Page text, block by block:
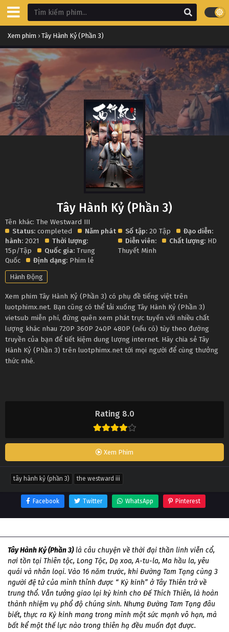
Xem phim › Tây Hành Kỷ (Phần 3)
Rating 8.0
Xem Phim
Tây Hành Kỷ (Phần 3)
Tên khác: The Westward III
Status: completed
Năm phát
hành: 2021
Thời lượng:
15p/Tập
Quốc gia: Trung
Quốc
Định dạng: Phim lẻ
Số tập: 20 Tập
Đạo diễn:
Diễn viên:
Chất lượng:
Thuyết Minh
Hành Động
Xem phim Tây Hành Kỷ (Phần 3) có phụ đề tiếng việt trên
luotphimx.net. Bạn cũng có thể tải xuống Tây Hành Kỷ (Phần 3)
vietsub miễn phí, đừng quên xem phát trực tuyến với nhiều chất
lượng khác nhau 720P 360P 240P 480P (nếu có) tùy theo đường
truyền của bạn để tiết kiệm dung lượng internet. Hãy chia sẻ Tây
Hành Kỷ (Phần 3) trên luotphimx.net tới mọi người để cùng thưởng
thức nhé.
tây hành kỷ (phần 3) the westward iii
Facebook Twitter WhatsApp Pinterest
Tây Hành Kỷ (Phần 3)là câu chuyện về thời đại thần linh viễn cổ,
nơi tồn tại Thiên tộc, Long Tộc, Dạ xoa, A-tu-la, Ma hầu la, yêu
quái và nhân loại. Vào 16 năm trước, khi Đường Tam Tạng cùng 3
người đệ tử của mình thỉnh được “ Kỳ kinh” ở Tây Thiên trở về
trung thổ. Vẫn tưởng giao lại kỳ kinh cho Đế Thích Thiên, là hoàn
thành nhiệm vụ phổ độ chúng sinh. Nhưng Đường Tam Tạng đâu
biết, thực ra Kỳ kinh mang trong mình một sức mạnh vô hạn, mà
bất kể một thế lực nào trong thiên hạ đều muốn đạt được.